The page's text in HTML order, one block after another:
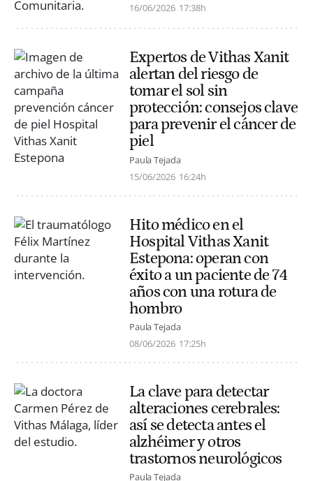
16/06/2026 17:38h
Expertos de Vithas Xanit
alertan del riesgo de
tomar el sol sin
protección: consejos clave
para prevenir el cáncer de
piel
Paula Tejada
15/06/2026 16:24h
Hito médico en el
Hospital Vithas Xanit
Estepona: operan con
éxito a un paciente de 74
años con una rotura de
hombro
Paula Tejada
08/06/2026 17:25h
La clave para detectar
alteraciones cerebrales:
así se detecta antes el
alzhéimer y otros
trastornos neurológicos
Paula Tejada